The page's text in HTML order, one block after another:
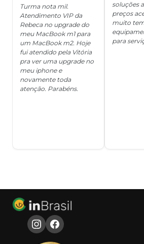
Turma nota mil.
Atendimento VIP da
Rebeca no upgrade do
meu MacBook m1 para
um MacBook m2. Hoje
fui atendido pela Vitória
pra ver uma upgrade no
meu iphone e
novamente toda
atenção. Parabéns.
soluções
preços
muito
para